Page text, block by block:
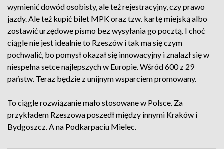
wymienić dowód osobisty, ale też rejestracyjny, czy prawo
jazdy. Ale też kupić bilet MPK oraz tzw. kartę miejską albo
zostawić urzędowe pismo bez wysyłania go pocztą. I choć
ciągle nie jest idealnie to Rzeszów i tak ma się czym
pochwalić, bo pomysł okazał się innowacyjny i znalazł się w
niespełna setce najlepszych w Europie. Wśród 600 z 29
państw. Teraz będzie z unijnym wsparciem promowany.
To ciągle rozwiązanie mało stosowane w Polsce. Za
przykładem Rzeszowa poszedł między innymi Kraków i
Bydgoszcz. A na Podkarpaciu Mielec.